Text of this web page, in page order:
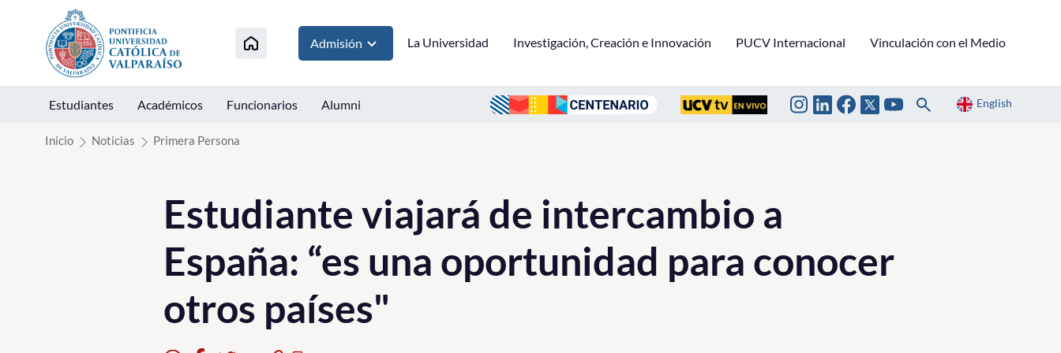
Click acá para ir directamente al contenido
Admisión La Universidad Investigación, Creación e Innovación PUCV Internacional Vinculación con el Medio
Estudiantes Académicos Funcionarios Alumni English
Inicio Noticias Primera Persona
Estudiante viajará de intercambio a
España: “es una oportunidad para conocer
otros países"